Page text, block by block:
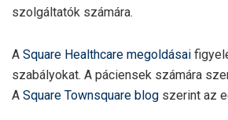
szolgáltatók számára.
A Square Healthcare megoldásai
szabályokat. A páciensek számára
A Square Townsquare blog szerint az